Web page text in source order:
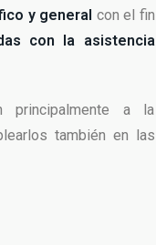
y general con el fin
con la asistencia
principalmente a la
también en las